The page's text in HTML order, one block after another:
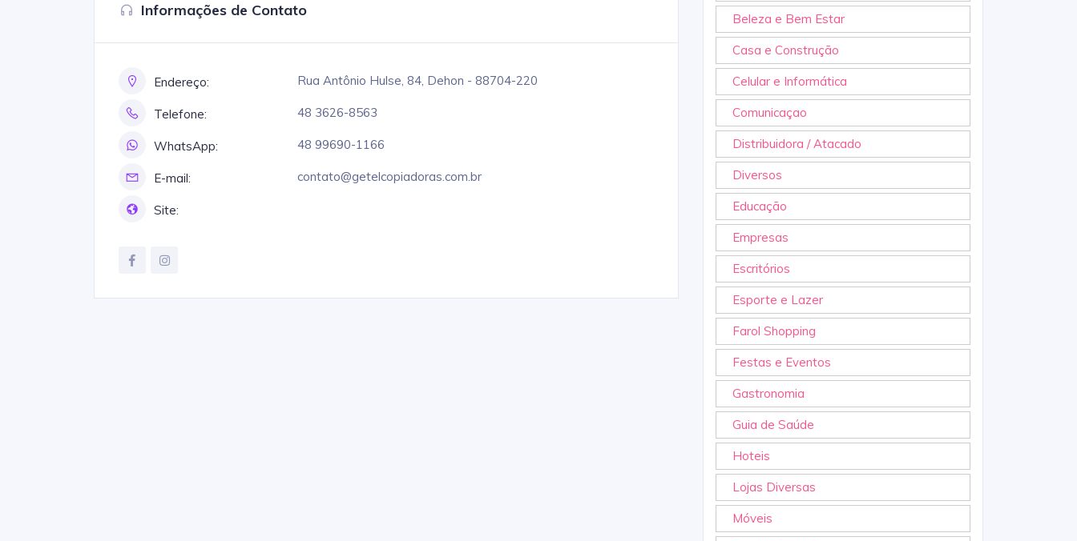
Informações de Contato
Endereço: Rua Antônio Hulse, 84, Dehon - 88704-220
Telefone: 48 3626-8563
WhatsApp: 48 99690-1166
E-mail: contato@getelcopiadoras.com.br
Site:
Beleza e Bem Estar
Casa e Construção
Celular e Informática
Comunicaçao
Distribuidora / Atacado
Diversos
Educação
Empresas
Escritórios
Esporte e Lazer
Farol Shopping
Festas e Eventos
Gastronomia
Guia de Saúde
Hoteis
Lojas Diversas
Móveis